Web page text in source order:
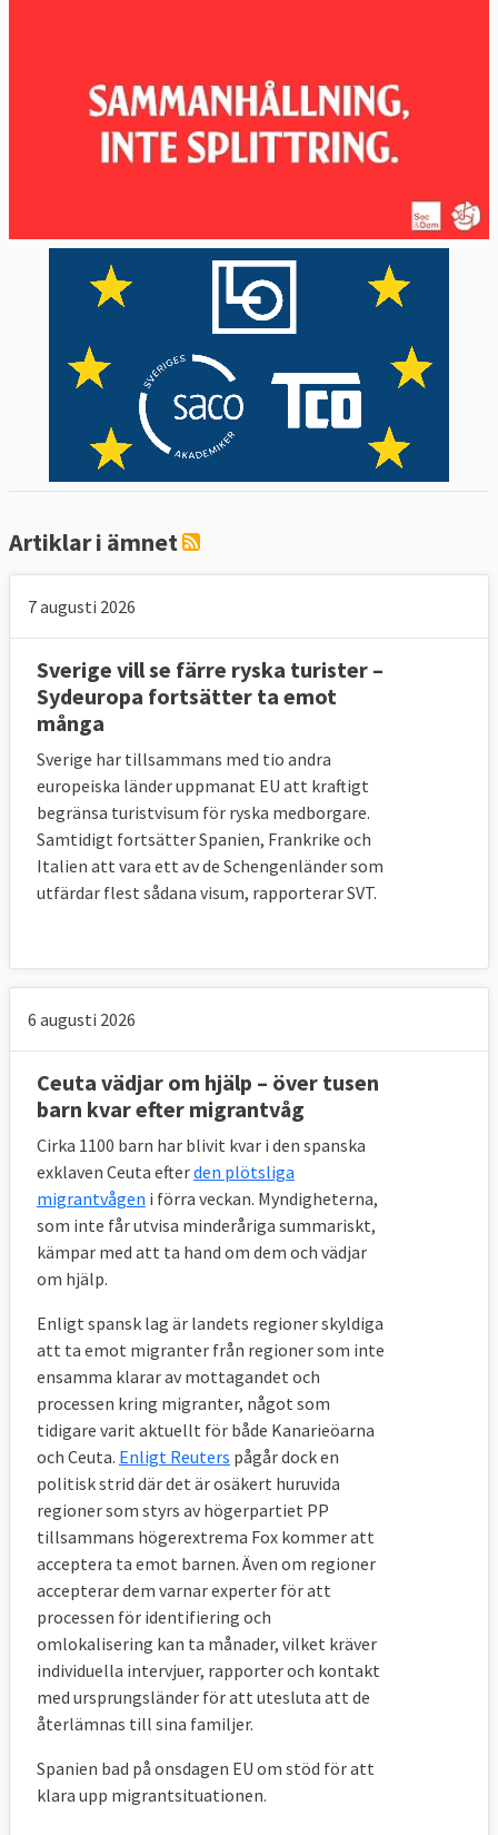
uppehållstillstånd till den sökande.
I andra fall ska ansökan prövas i det första
ankomstlandet i EU. Den asylsökande
Ny omfördelning – ”obligatorisk
solidaritet”
Den kanske mest kontroversiella delen i
kommissionens asyl- och migrationsförslag
från 2016 var obligatorisk omfördelning av
flyktingar mellan medlemsländerna vid
extra stora tillströmningar av migranter,
”obligatorisk solidaritet”.
Obligatorisk solidaritet ska användas för
EU-länder som kontinuerligt tar emot
migranter via sjöräddningsinsatser eller om
antalet migranter i ett visst EU-land
bedöms vara alltför stort. Alla EU-länder
måste då hjälpa till på minst ett av tre olika
sätt:
Man tar emot flyktingar från andra EU-
länder
Man anordnar avvisningar av migranter
”återvändandesponsorskap”)
Man bidrar med materiel och
kapacitetsuppbyggande
Hur mycket varje medlemsland ska bidra
med (exempelvis hur många flyktingar man
ska ta emot eller hjälpa till att avvisa)
avgörs dels av folkmängden, dels av
bruttonationalprodukten. Länder som
tidigare tagit emot många asylansökningar
kan få sin andel nedräknad med tio procent.
Om det visar sig att för få länder anmäler
sig villiga att ta emot flyktingar ska
kommissionen sammankalla ett
”solidaritetsforum”. Där ska
medlemsländerna uppmanas att ta emot
fler flyktingar.
För varje omfördelad flykting ska EU-
länderna få 10 000 euro ur EU-budgeten (12
000 euro för ensamkommande barn).
EU-länder som visar ”obligatorisk
solidaritet” genom att åta sig att anordna
avvisningar av migranter utan skyddsbehov
har åtta månader på sig att kontakta deras
emot. Om EU-landet efter de åtta
månaderna inte lyckats avvisa migranterna
Artiklar i ämnet
7 augusti 2026
Sverige vill se färre ryska turister –
Sydeuropa fortsätter ta emot
många
Sverige har tillsammans med tio andra
europeiska länder uppmanat EU att kraftigt
begränsa turistvisum för ryska medborgare.
Samtidigt fortsätter Spanien, Frankrike och
Italien att vara ett av de Schengenländer som
utfärdar flest sådana visum, rapporterar SVT.
6 augusti 2026
Ceuta vädjar om hjälp – över tusen
barn kvar efter migrantvåg
Cirka 1100 barn har blivit kvar i den spanska
exklaven Ceuta efterden plötsliga
migrantvågen i förra veckan. Myndigheterna,
som inte får utvisa minderåriga summariskt,
kämpar med att ta hand om dem och vädjar
om hjälp.
Enligt spansk lag är landets regioner skyldiga
att ta emot migranter från regioner som inte
ensamma klarar av mottagandet och
processen kring migranter, något som
tidigare varit aktuellt för både Kanarieöarna
och Ceuta. Enligt Reuters pågår dock en
politisk strid där det är osäkert huruvida
regioner som styrs av högerpartiet PP
tillsammans högerextrema Fox kommer att
acceptera ta emot barnen. Även om regioner
accepterar dem varnar experter för att
processen för identifiering och
omlokalisering kan ta månader, vilket kräver
individuella intervjuer, rapporter och kontakt
med ursprungsländer för att utesluta att de
återlämnas till sina familjer.
Spanien bad på onsdagen EU om stöd för att
klara upp migrantsituationen.